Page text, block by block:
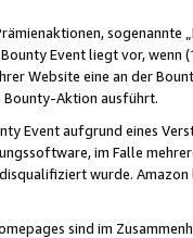
sogenannte
Event liegt vor,
Website eine an der
Bounty-Aktion ausführt.
Event aufgrund eines
im Falle
wurde.
sind im